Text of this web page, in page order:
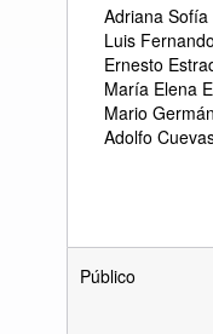
Adriana
Luis
Ernesto
María Elena
Mario
Adolfo
Público